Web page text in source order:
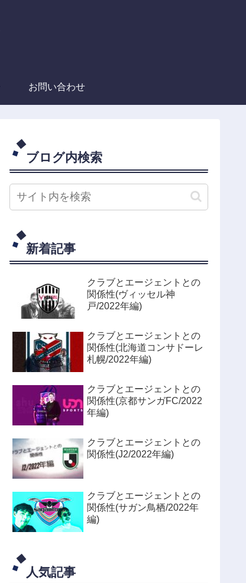
お問い合わせ
ブログ内検索
新着記事
クラブとエージェントとの
関係性(ヴィッセル神
戸/2022年編)
クラブとエージェントとの
関係性(北海道コンサドーレ
札幌/2022年編)
クラブとエージェントとの
関係性(京都サンガFC/2022
年編)
クラブとエージェントとの
関係性(J2/2022年編)
クラブとエージェントとの
関係性(サガン鳥栖/2022年
編)
人気記事